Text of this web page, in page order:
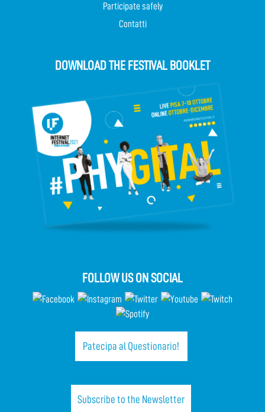
Participate safely
Contatti
DOWNLOAD THE FESTIVAL BOOKLET
FOLLOW US ON SOCIAL
Patecipa al Questionario!
Subscribe to the Newsletter